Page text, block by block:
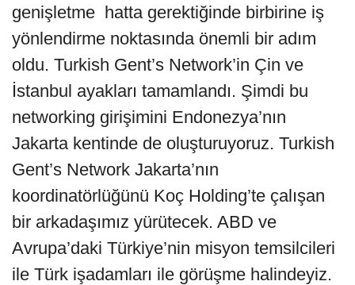
genişletme hatta gerektiğinde birbirine iş
yönlendirme noktasında önemli bir adım
oldu. Turkish Gent’s Network’in Çin ve
İstanbul ayakları tamamlandı. Şimdi bu
networking girişimini Endonezya’nın
Jakarta kentinde de oluşturuyoruz. Turkish
Gent’s Network Jakarta’nın
koordinatörlüğünü Koç Holding’te çalışan
bir arkadaşımız yürütecek. ABD ve
Avrupa’daki Türkiye’nin misyon temsilcileri
ile Türk işadamları ile görüşme halindeyiz.